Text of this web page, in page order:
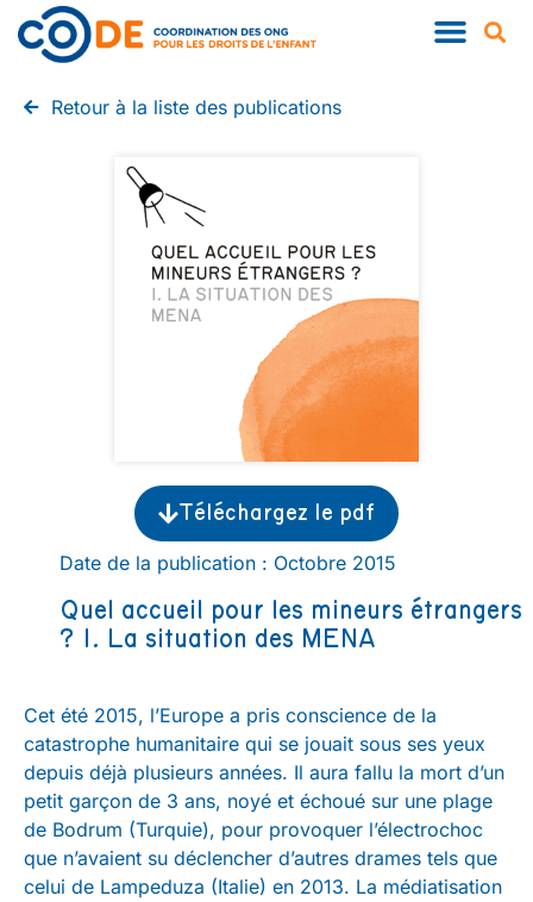
Retour à la liste des publications
Téléchargez le pdf
Date de la publication : Octobre 2015
Quel accueil pour les mineurs étrangers
? 1. La situation des MENA
Cet été 2015, l’Europe a pris conscience de la
catastrophe humanitaire qui se jouait sous ses yeux
depuis déjà plusieurs années. Il aura fallu la mort d’un
petit garçon de 3 ans, noyé et échoué sur une plage
de Bodrum (Turquie), pour provoquer l’électrochoc
que n’avaient su déclencher d’autres drames tels que
celui de Lampeduza (Italie) en 2013. La médiatisation